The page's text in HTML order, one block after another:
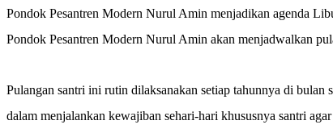
Pondok Pesantren Modern Nurul Amin menjadikan agenda
Pondok Pesantren Modern Nurul Amin akan menjadwalkan
Pulangan santri ini rutin dilaksanakan setiap tahunnya di
dalam menjalankan kewajiban sehari-hari khususnya santri